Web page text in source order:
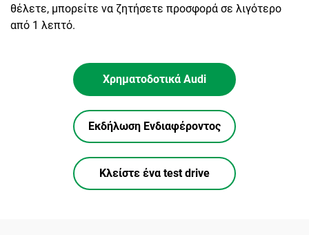
θέλετε, μπορείτε να ζητήσετε προσφορά σε λιγότερο
από 1 λεπτό.
Χρηματοδοτικά Audi
Εκδήλωση Ενδιαφέροντος
Κλείστε ένα test drive